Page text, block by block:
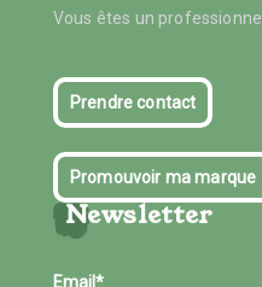
Vous êtes un professionnel
Prendre contact
Promouvoir ma marque
Newsletter